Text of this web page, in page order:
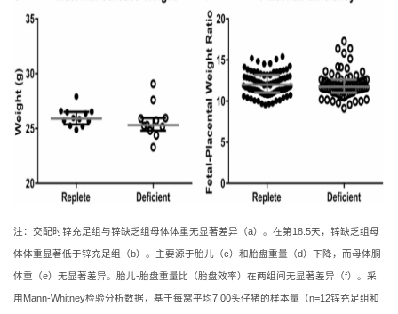
注：交配时锌充足组与锌缺乏组母体体重无显著差异（a）。在第18.5天，锌缺乏组母
体体重显著低于锌充足组（b）。主要源于胎儿（c）和胎盘重量（d）下降，而母体胴
体重（e）无显著差异。胎儿-胎盘重量比（胎盘效率）在两组间无显著差异（f）。采
用Mann-Whitney检验分析数据，基于每窝平均7.00头仔猪的样本量（n=12锌充足组和